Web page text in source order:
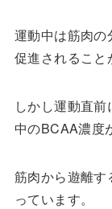
運動中は筋肉
促進されること
しかし運動直
中のBCAA濃度
筋肉から遊離
っています。